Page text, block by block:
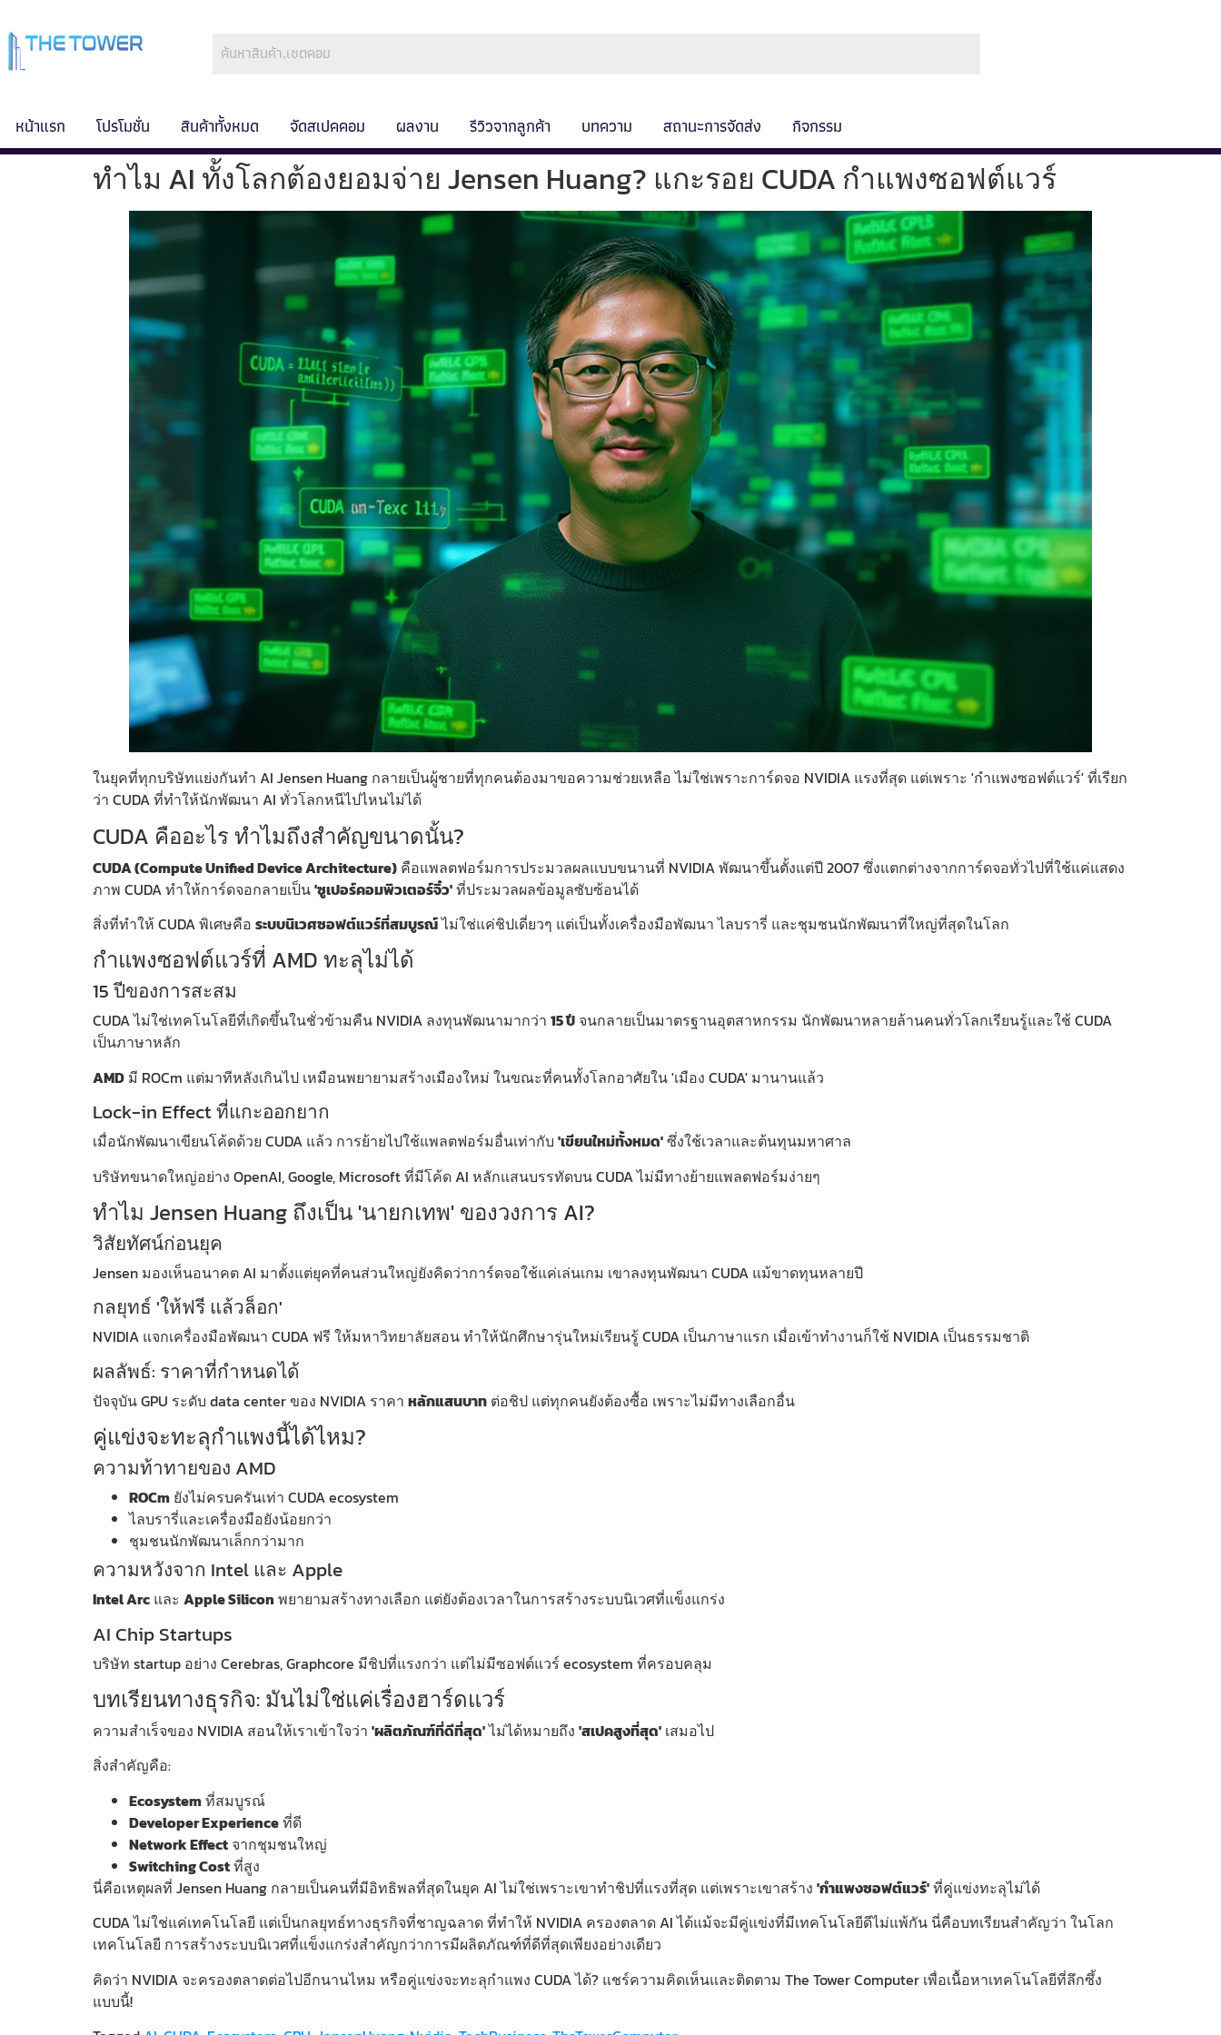
หน้าแรก โปรโมชั่น สินค้าทั้งหมด จัดสเปคคอม ผลงาน รีวิวจากลูกค้า บทความ สถานะการจัดส่ง กิจกรรม
ทำไม AI ทั้งโลกต้องยอมจ่าย Jensen Huang? แกะรอย CUDA กำแพงซอฟต์แวร์
ในยุคที่ทุกบริษัทแย่งกันทำ AI Jensen Huang กลายเป็นผู้ชายที่ทุกคนต้องมาขอความช่วยเหลือ ไม่ใช่เพราะการ์ดจอ NVIDIA แรงที่สุด แต่เพราะ 'กำแพงซอฟต์แวร์' ที่เรียก
ว่า CUDA ที่ทำให้นักพัฒนา AI ทั่วโลกหนีไปไหนไม่ได้
CUDA คืออะไร ทำไมถึงสำคัญขนาดนั้น?
CUDA (Compute Unified Device Architecture) คือแพลตฟอร์มการประมวลผลแบบขนานที่ NVIDIA พัฒนาขึ้นตั้งแต่ปี 2007 ซึ่งแตกต่างจากการ์ดจอทั่วไปที่ใช้แค่แสดง
ภาพ CUDA ทำให้การ์ดจอกลายเป็น'ซูเปอร์คอมพิวเตอร์จิ๋ว'ที่ประมวลผลข้อมูลซับซ้อนได้
สิ่งที่ทำให้ CUDA พิเศษคือ ระบบนิเวศซอฟต์แวร์ที่สมบูรณ์ไม่ใช่แค่ชิปเดี่ยวๆ แต่เป็นทั้งเครื่องมือพัฒนา ไลบรารี่ และชุมชนนักพัฒนาที่ใหญ่ที่สุดในโลก
กำแพงซอฟต์แวร์ที่ AMD ทะลุไม่ได้
15 ปีของการสะสม
CUDA ไม่ใช่เทคโนโลยีที่เกิดขึ้นในชั่วข้ามคืน NVIDIA ลงทุนพัฒนามากว่า 15 ปี จนกลายเป็นมาตรฐานอุตสาหกรรม นักพัฒนาหลายล้านคนทั่วโลกเรียนรู้และใช้ CUDA
เป็นภาษาหลัก
AMD มี ROCm แต่มาทีหลังเกินไป เหมือนพยายามสร้างเมืองใหม่ ในขณะที่คนทั้งโลกอาศัยใน 'เมือง CUDA' มานานแล้ว
Lock-in Effect ที่แกะออกยาก
เมื่อนักพัฒนาเขียนโค้ดด้วย CUDA แล้ว การย้ายไปใช้แพลตฟอร์มอื่นเท่ากับ 'เขียนใหม่ทั้งหมด'ซึ่งใช้เวลาและต้นทุนมหาศาล
บริษัทขนาดใหญ่อย่าง OpenAI, Google, Microsoft ที่มีโค้ด AI หลักแสนบรรทัดบน CUDA ไม่มีทางย้ายแพลตฟอร์มง่ายๆ
ทำไม Jensen Huang ถึงเป็น 'นายกเทพ' ของวงการ AI?
วิสัยทัศน์ก่อนยุค
Jensen มองเห็นอนาคต AI มาตั้งแต่ยุคที่คนส่วนใหญ่ยังคิดว่าการ์ดจอใช้แค่เล่นเกม เขาลงทุนพัฒนา CUDA แม้ขาดทุนหลายปี
กลยุทธ์ 'ให้ฟรี แล้วล็อก'
NVIDIA แจกเครื่องมือพัฒนา CUDA ฟรี ให้มหาวิทยาลัยสอน ทำให้นักศึกษารุ่นใหม่เรียนรู้ CUDA เป็นภาษาแรก เมื่อเข้าทำงานก็ใช้ NVIDIA เป็นธรรมชาติ
ผลลัพธ์: ราคาที่กำหนดได้
ปัจจุบัน GPU ระดับ data center ของ NVIDIA ราคา หลักแสนบาท ต่อชิป แต่ทุกคนยังต้องซื้อ เพราะไม่มีทางเลือกอื่น
คู่แข่งจะทะลุกำแพงนี้ได้ไหม?
ความท้าทายของ AMD
ROCm ยังไม่ครบครันเท่า CUDA ecosystem
ไลบรารี่และเครื่องมือยังน้อยกว่า
ชุมชนนักพัฒนาเล็กกว่ามาก
ความหวังจาก Intel และ Apple
Intel Arc และ Apple Silicon พยายามสร้างทางเลือก แต่ยังต้องเวลาในการสร้างระบบนิเวศที่แข็งแกร่ง
AI Chip Startups
บริษัท startup อย่าง Cerebras, Graphcore มีชิปที่แรงกว่า แต่ไม่มีซอฟต์แวร์ ecosystem ที่ครอบคลุม
บทเรียนทางธุรกิจ: มันไม่ใช่แค่เรื่องฮาร์ดแวร์
ความสำเร็จของ NVIDIA สอนให้เราเข้าใจว่า 'ผลิตภัณฑ์ที่ดีที่สุด'ไม่ได้หมายถึง 'สเปคสูงที่สุด' เสมอไป
สิ่งสำคัญคือ:
Ecosystemที่สมบูรณ์
Developer Experienceที่ดี
Network Effect จากชุมชนใหญ่
Switching Costที่สูง
นี่คือเหตุผลที่ Jensen Huang กลายเป็นคนที่มีอิทธิพลที่สุดในยุค AI ไม่ใช่เพราะเขาทำชิปที่แรงที่สุด แต่เพราะเขาสร้าง 'กำแพงซอฟต์แวร์'ที่คู่แข่งทะลุไม่ได้
CUDA ไม่ใช่แค่เทคโนโลยี แต่เป็นกลยุทธ์ทางธุรกิจที่ชาญฉลาด ที่ทำให้ NVIDIA ครองตลาด AI ได้แม้จะมีคู่แข่งที่มีเทคโนโลยีดีไม่แพ้กัน นี่คือบทเรียนสำคัญว่า ในโลก
เทคโนโลยี การสร้างระบบนิเวศที่แข็งแกร่งสำคัญกว่าการมีผลิตภัณฑ์ที่ดีที่สุดเพียงอย่างเดียว
คิดว่า NVIDIA จะครองตลาดต่อไปอีกนานไหม หรือคู่แข่งจะทะลุกำแพง CUDA ได้? แชร์ความคิดเห็นและติดตาม The Tower Computer เพื่อเนื้อหาเทคโนโลยีที่ลึกซึ้ง
แบบนี้!